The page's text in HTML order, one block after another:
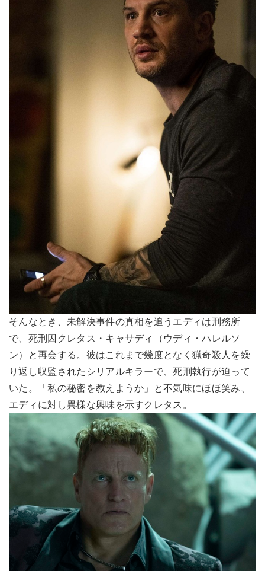
そんなとき、未解決事件の真相を追うエディは刑務所
で、死刑囚クレタス・キャサディ（ウディ・ハレルソ
ン）と再会する。彼はこれまで幾度となく猟奇殺人を繰
り返し収監されたシリアルキラーで、死刑執行が迫って
いた。「私の秘密を教えようか」と不気味にほほ笑み、
エディに対し異様な興味を示すクレタス。